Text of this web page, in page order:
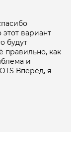
вариант
будут
правильно, как
и
Вперёд, я